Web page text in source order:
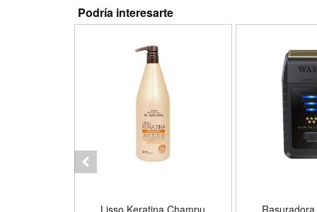
Podría interesarte
Lisso Keratina Champu